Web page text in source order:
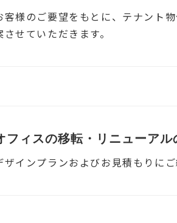
客様のご要望をもとに、テナント
させていただきます。
フィスの移転・リニューアル
ザインプランおよびお見積もりに